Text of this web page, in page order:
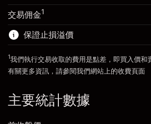
前往平台
來自杠杆的資金 - 美元（大約值）
前往平台
交易佣金1
保證止損溢價
1我們執行交易收取的費用是點差，即買入價和
有關更多資訊，請參閱我們網站上的收費頁面
主要統計數據